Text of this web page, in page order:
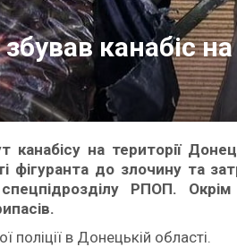
канабіс
на території
фігуранта до злочину та
РПОП. Окрім
поліції в Донецькій області.